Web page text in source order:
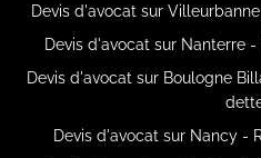
Devis d'avocat sur
Devis d'avocat sur Nanterre
Devis d'avocat sur Boulogne
Devis d'avocat sur Nancy -